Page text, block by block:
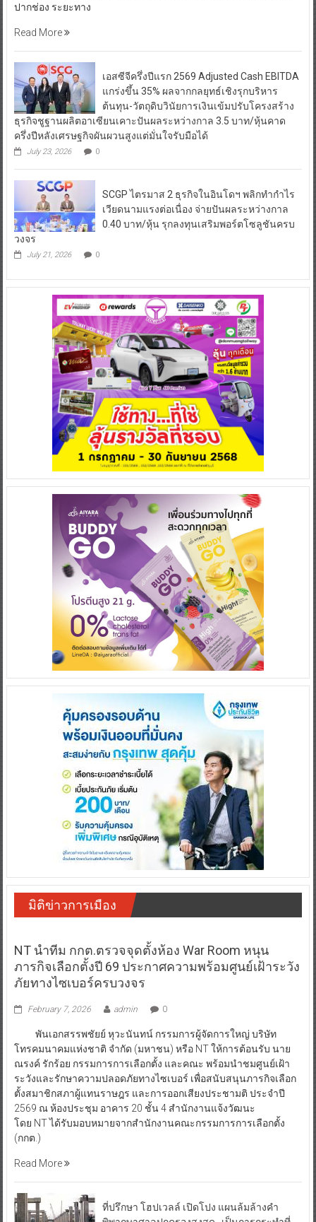
ปากช่อง ระยะทาง
Read More
เอสซีจีครึ่งปีแรก 2569 Adjusted Cash EBITDA
แกร่งขึ้น 35% ผลจากกลยุทธ์เชิงรุกบริหาร
ต้นทุน-วัตถุดิบวินัยการเงินเข้มปรับโครงสร้าง
ธุรกิจชูฐานผลิตอาเซียนเคาะปันผลระหว่างกาล 3.5 บาท/หุ้นคาด
ครึ่งปีหลังเศรษฐกิจผันผวนสูงแต่มั่นใจรับมือได้
July 23, 2026 0
SCGP ไตรมาส 2 ธุรกิจในอินโดฯ พลิกทำกำไร
เวียดนามแรงต่อเนื่อง จ่ายปันผลระหว่างกาล
0.40 บาท/หุ้น รุกลงทุนเสริมพอร์ตโซลูชันครบ
วงจร
July 21, 2026 0
มิติข่าวการเมือง
NT นำทีม กกต.ตรวจจุดตั้งห้อง War Room หนุน
ภารกิจเลือกตั้งปี 69 ประกาศความพร้อมศูนย์เฝ้าระวัง
ภัยทางไซเบอร์ครบวงจร
February 7, 2026 admin 0
พันเอกสรรพชัยย์ หุวะนันทน์ กรรมการผู้จัดการใหญ่ บริษัท
โทรคมนาคมแห่งชาติ จำกัด (มหาชน) หรือ NT ให้การต้อนรับ นาย
ณรงค์ รักร้อย กรรมการการเลือกตั้ง และคณะ พร้อมนำชมศูนย์เฝ้า
ระวังและรักษาความปลอดภัยทางไซเบอร์ เพื่อสนับสนุนภารกิจเลือก
ตั้งสมาชิกสภาผู้แทนราษฎร และการออกเสียงประชามติ ประจำปี
2569 ณ ห้องประชุม อาคาร 20 ชั้น 4 สำนักงานแจ้งวัฒนะ
โดย NT ได้รับมอบหมายจากสำนักงานคณะกรรมการการเลือกตั้ง
(กกต.)
Read More
ที่ปรึกษา โฮปเวลล์ เปิดโปง แผนล้มล้างคำ